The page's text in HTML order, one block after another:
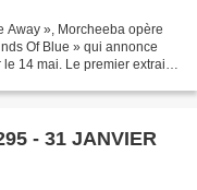
Away », Morcheeba opère
Of Blue » qui annonce
le 14 mai. Le premier extrait
- 31 JANVIER